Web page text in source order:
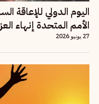
اليوم الدولي للإعاقة
الأمم المتحدة إنهاء
27 يونيو 2026